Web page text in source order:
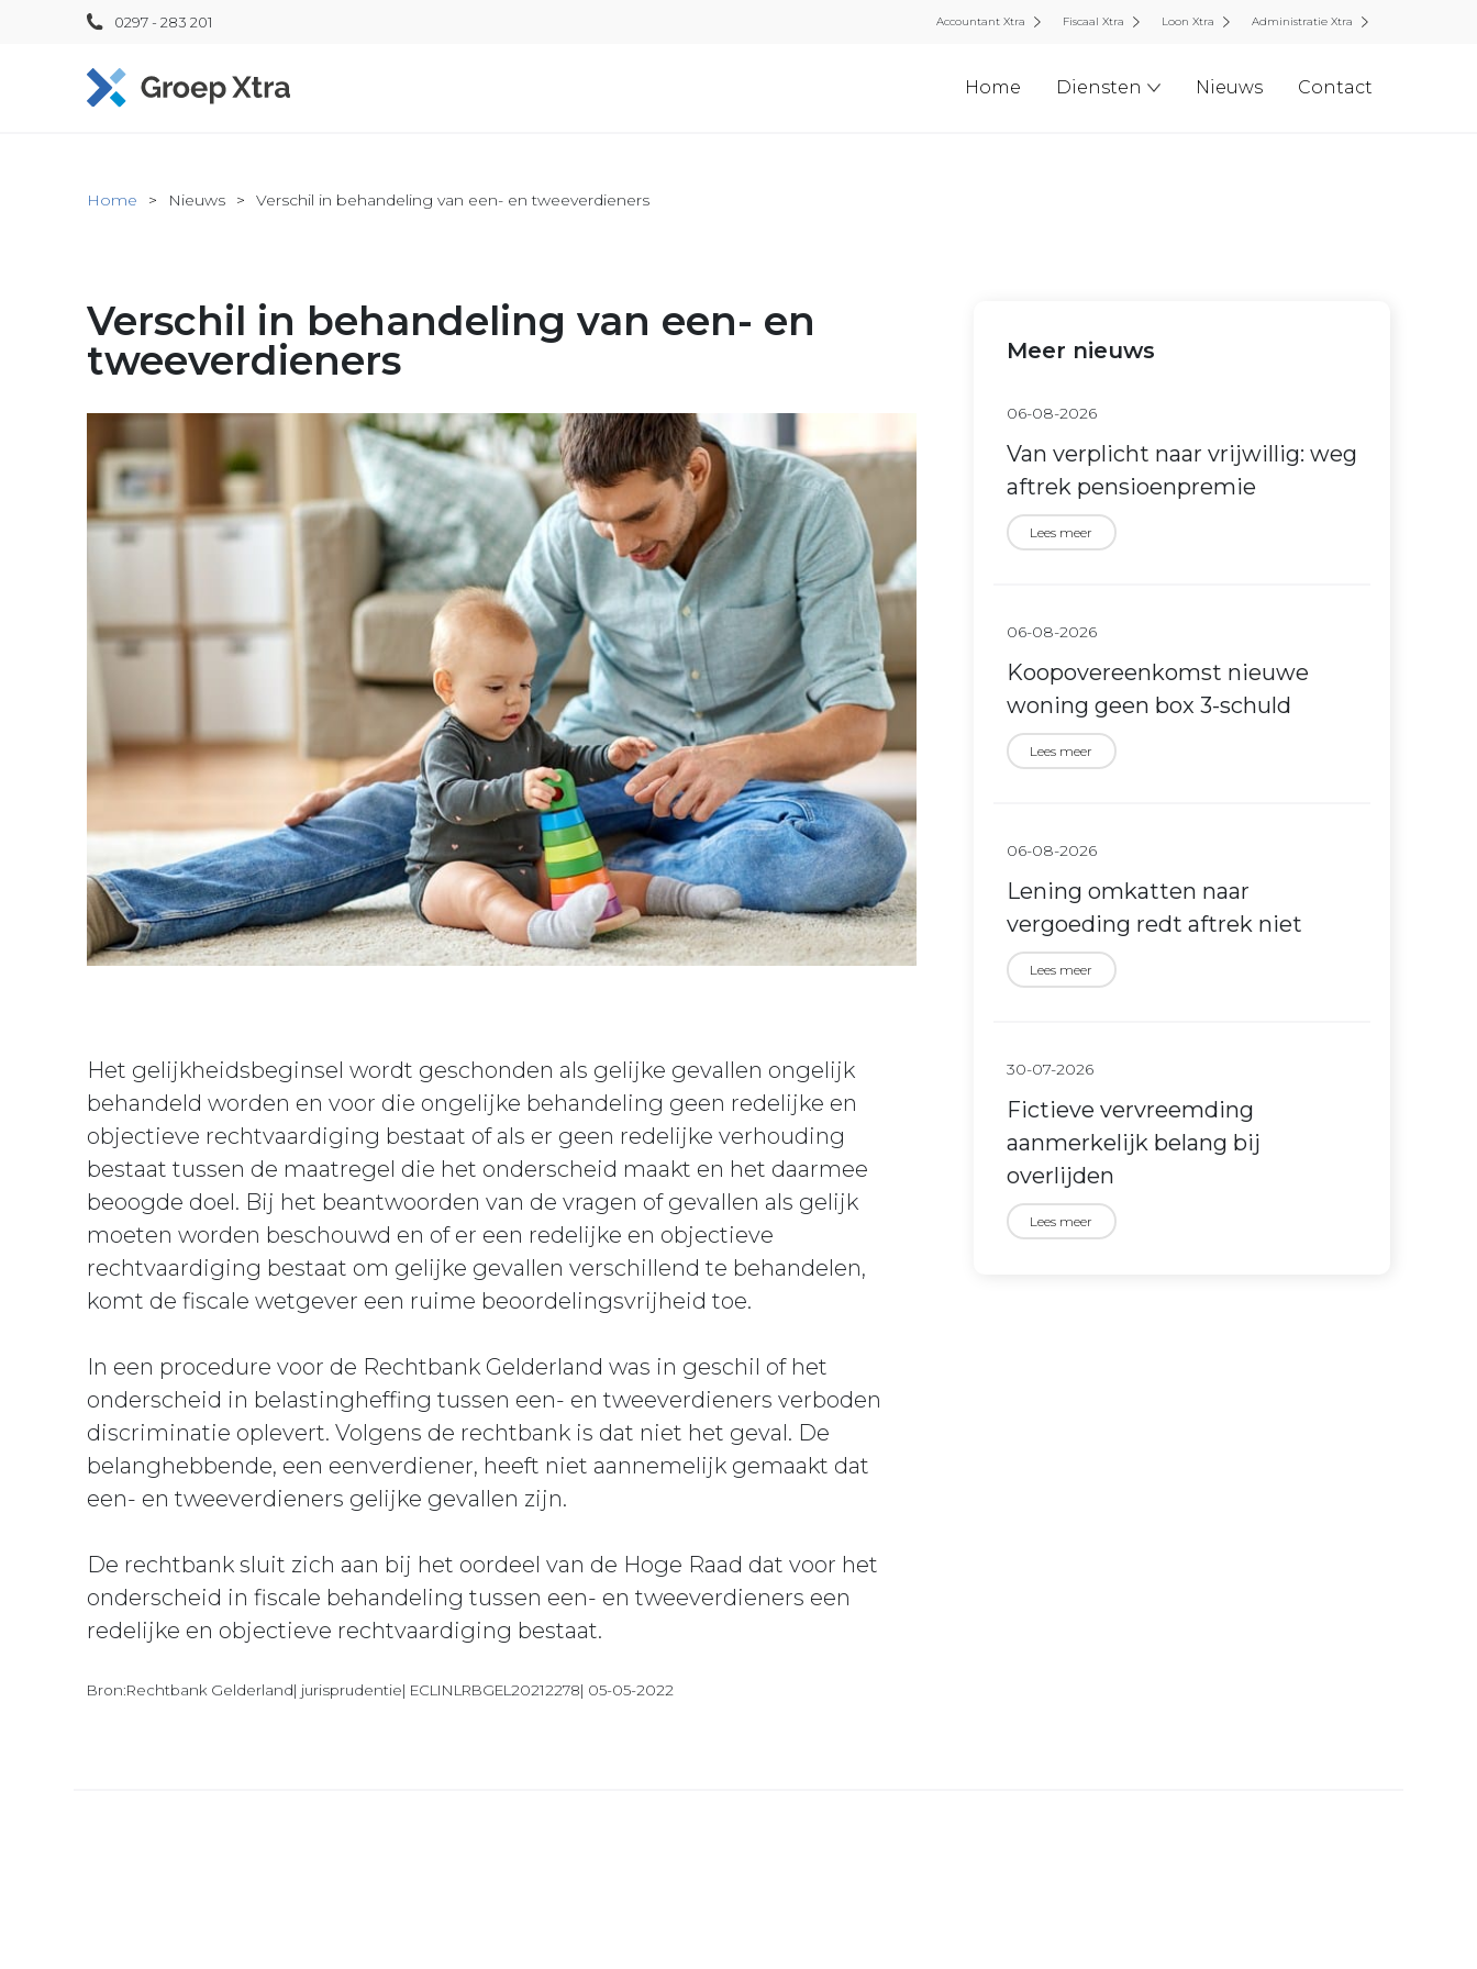
0297 - 283 201 Accountant Xtra Fiscaal Xtra Loon Xtra Administratie Xtra
Home Diensten Nieuws Contact
Home Nieuws Verschil in behandeling van een- en tweeverdieners
Verschil in behandeling van een- en
tweeverdieners
Het gelijkheidsbeginsel wordt geschonden als gelijke gevallen ongelijk
behandeld worden en voor die ongelijke behandeling geen redelijke en
objectieve rechtvaardiging bestaat of als er geen redelijke verhouding
bestaat tussen de maatregel die het onderscheid maakt en het daarmee
beoogde doel. Bij het beantwoorden van de vragen of gevallen als gelijk
moeten worden beschouwd en of er een redelijke en objectieve
rechtvaardiging bestaat om gelijke gevallen verschillend te behandelen,
komt de fiscale wetgever een ruime beoordelingsvrijheid toe.
In een procedure voor de Rechtbank Gelderland was in geschil of het
onderscheid in belastingheffing tussen een- en tweeverdieners verboden
discriminatie oplevert. Volgens de rechtbank is dat niet het geval. De
belanghebbende, een eenverdiener, heeft niet aannemelijk gemaakt dat
een- en tweeverdieners gelijke gevallen zijn.
De rechtbank sluit zich aan bij het oordeel van de Hoge Raad dat voor het
onderscheid in fiscale behandeling tussen een- en tweeverdieners een
redelijke en objectieve rechtvaardiging bestaat.
Bron:Rechtbank Gelderland| jurisprudentie| ECLINLRBGEL20212278| 05-05-2022
Meer nieuws
06-08-2026
Van verplicht naar vrijwillig: weg
aftrek pensioenpremie
Lees meer
06-08-2026
Koopovereenkomst nieuwe
woning geen box 3-schuld
Lees meer
06-08-2026
Lening omkatten naar
vergoeding redt aftrek niet
Lees meer
30-07-2026
Fictieve vervreemding
aanmerkelijk belang bij
overlijden
Lees meer